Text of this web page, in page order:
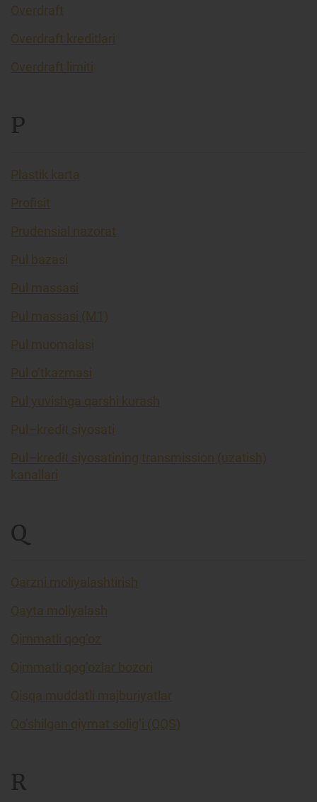
Overdraft
Overdraft kreditlari
Overdraft limiti
P
Plastik karta
Profisit
Prudensial nazorat
Pul bazasi
Pul massasi
Pul massasi (M1)
Pul muomalasi
Pul o’tkazmasi
Pul yuvishga qarshi kurash
Pul–kredit siyosati
Pul–kredit siyosatining transmission (uzatish)
kanallari
Q
Qarzni moliyalashtirish
Qayta moliyalash
Qimmatli qog’oz
Qimmatli qog’ozlar bozori
Qisqa muddatli majburiyatlar
Qo’shilgan qiymat solig’i (QQS)
R